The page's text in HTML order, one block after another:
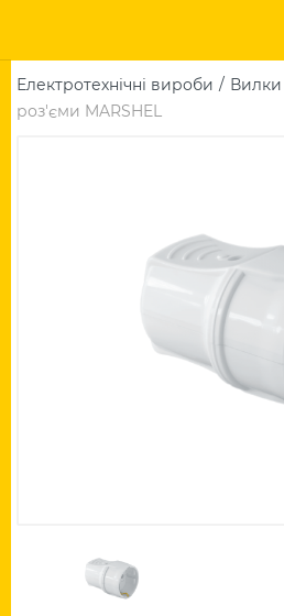
Електротехнічні вироби Вилки
роз'єми MARSHEL